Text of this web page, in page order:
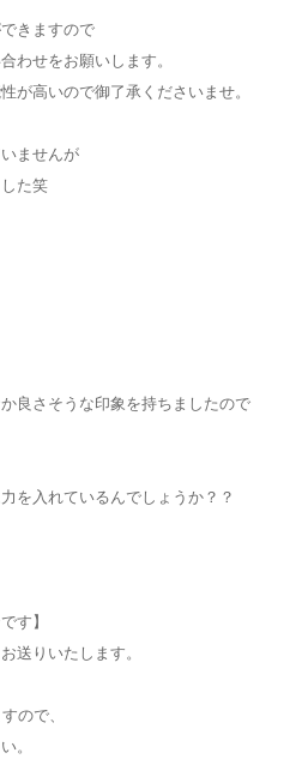
きますので
わせをお願いします。
が高いので御了承くださいませ。
ませんが
た笑
良さそうな印象を持ちましたので
を入れているんでしょうか？？
す】
送りいたします。
ので、
。